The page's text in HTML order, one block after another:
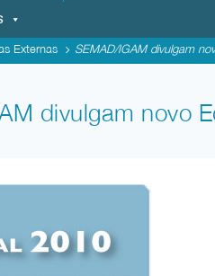
Externas SEMAD/IGAM divulgam
divulgam novo